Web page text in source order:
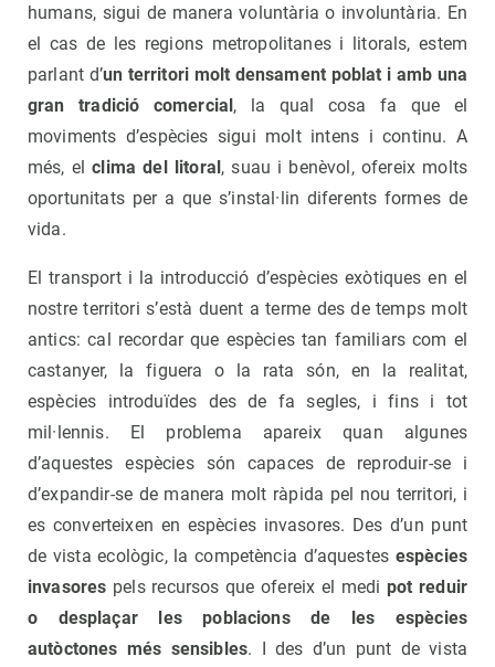
humans, sigui de manera voluntària o involuntària. En
el cas de les regions metropolitanes i litorals, estem
parlant d’un territori molt densament poblat i amb una
gran tradició comercial, la qual cosa fa que el
moviments d’espècies sigui molt intens i continu. A
més, elclima del litoral, suau i benèvol, ofereix molts
oportunitats per a que s’instal·lin diferents formes de
vida.
El transport i la introducció d’espècies exòtiques en el
nostre territori s’està duent a terme des de temps molt
antics: cal recordar que espècies tan familiars com el
castanyer, la figuera o la rata són, en la realitat,
espècies introduïdes des de fa segles, i fins i tot
mil·lennis. El problema apareix quan algunes
d’aquestes espècies són capaces de reproduir-se i
d’expandir-se de manera molt ràpida pel nou territori, i
es converteixen en espècies invasores. Des d’un punt
de vista ecològic, la competència d’aquestes espècies
invasores pels recursos que ofereix el medi pot reduir
o desplaçar les poblacions de les espècies
autòctones més sensibles. I des d’un punt de vista